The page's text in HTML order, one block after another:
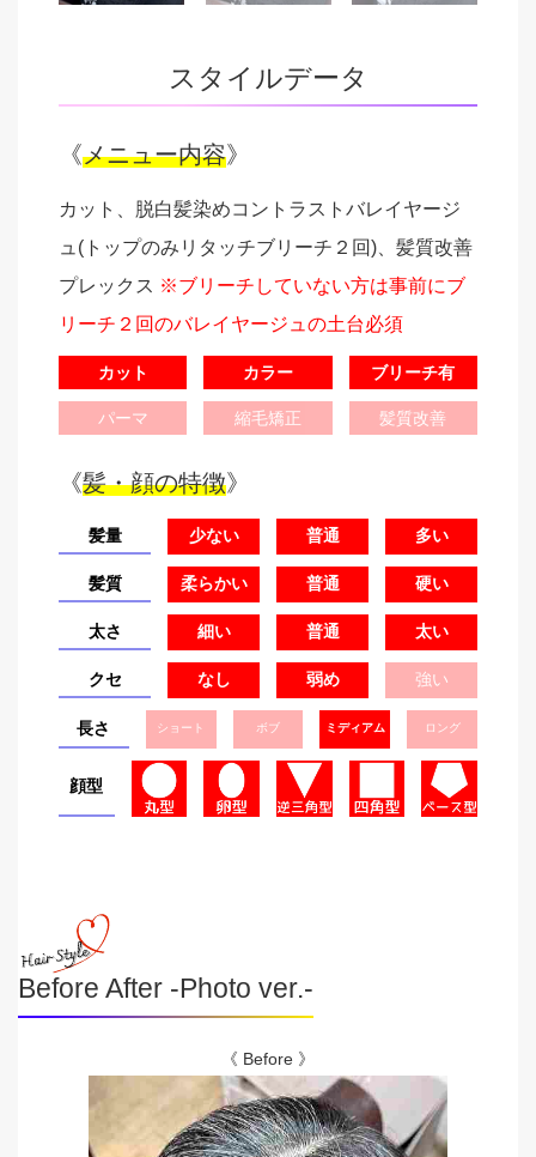
スタイルデータ
《メニュー内容》
カット、脱白髪染めコントラストバレイヤージ
ュ(トップのみリタッチブリーチ２回)、髪質改善
プレックス ※ブリーチしていない方は事前にブ
リーチ２回のバレイヤージュの土台必須
カット カラー ブリーチ有
パーマ 縮毛矯正 髪質改善
《髪・顔の特徴》
髪量 少ない 普通 多い
髪質 柔らかい 普通 硬い
太さ 細い 普通 太い
クセ なし 弱め 強い
長さ ショート ボブ ミディアム ロング
顔型
Before After -Photo ver.-
《 Before 》